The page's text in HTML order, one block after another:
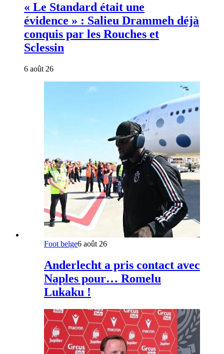
« Le Standard était une
évidence » : Salieu Drammeh déjà
conquis par les Rouches et
Sclessin
6 août 26
Foot belge6 août 26
Anderlecht a pris contact avec
Naples pour… Romelu
Lukaku !